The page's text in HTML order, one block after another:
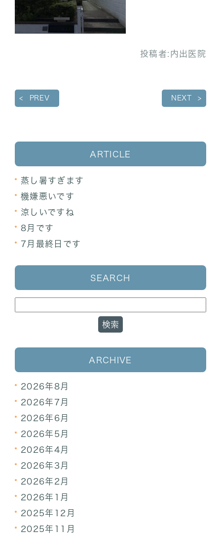
投稿者: 内出医院
PREV NEXT
ARTICLE
蒸し暑すぎます
機嫌悪いです
涼しいですね
8月です
7月最終日です
SEARCH
ARCHIVE
2026年8月
2026年7月
2026年6月
2026年5月
2026年4月
2026年3月
2026年2月
2026年1月
2025年12月
2025年11月